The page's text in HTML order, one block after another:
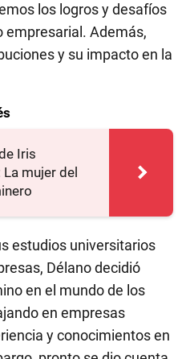
los logros y desafíos
empresarial. Además,
y su impacto en la
Iris
mujer del
estudios universitarios
Délano decidió
en el mundo de los
en empresas
y conocimientos en